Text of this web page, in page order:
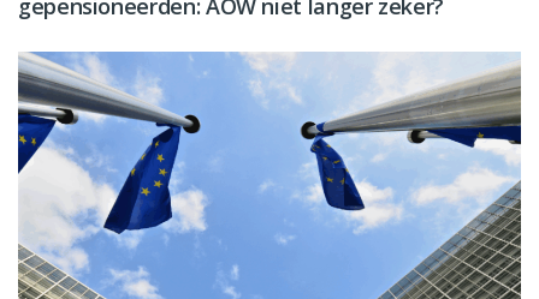
gepensioneerden: AOW niet langer zeker?